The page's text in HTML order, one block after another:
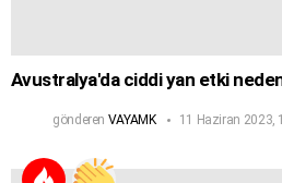
Avustralya'da ciddi yan etki
gönderen VAYAMK 11 Haziran 2023,